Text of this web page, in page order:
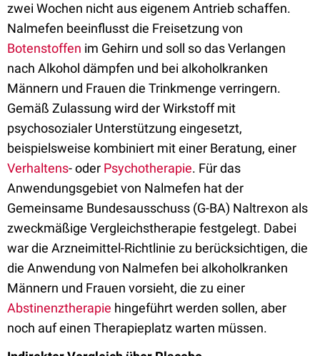
zwei Wochen nicht aus eigenem Antrieb schaffen.
Nalmefen beeinflusst die Freisetzung von
Botenstoffen im Gehirn und soll so das Verlangen
nach Alkohol dämpfen und bei alkoholkranken
Männern und Frauen die Trinkmenge verringern.
Gemäß Zulassung wird der Wirkstoff mit
psychosozialer Unterstützung eingesetzt,
beispielsweise kombiniert mit einer Beratung, einer
Verhaltens- oder Psychotherapie. Für das
Anwendungsgebiet von Nalmefen hat der
Gemeinsame Bundesausschuss (G-BA) Naltrexon als
zweckmäßige Vergleichstherapie festgelegt. Dabei
war die Arzneimittel-Richtlinie zu berücksichtigen, die
die Anwendung von Nalmefen bei alkoholkranken
Männern und Frauen vorsieht, die zu einer
Abstinenztherapie hingeführt werden sollen, aber
noch auf einen Therapieplatz warten müssen.